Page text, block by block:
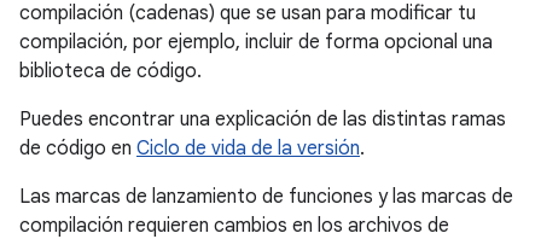
compilación (cadenas) que se usan para modificar tu
compilación, por ejemplo, incluir de forma opcional una
biblioteca de código.
Puedes encontrar una explicación de las distintas ramas
de código en Ciclo de vida de la versión.
Las marcas de lanzamiento de funciones y las marcas de
compilación requieren cambios en los archivos de